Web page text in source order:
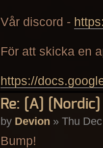
Vår discord -
För att skicka en
https://
Re: [A]
by Devion » Thu
Bump!